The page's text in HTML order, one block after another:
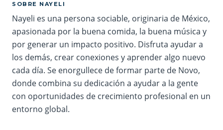
SOBRE NAYELI
Nayeli es una persona sociable, originaria de México,
apasionada por la buena comida, la buena música y
por generar un impacto positivo. Disfruta ayudar a
los demás, crear conexiones y aprender algo nuevo
cada día. Se enorgullece de formar parte de Novo,
donde combina su dedicación a ayudar a la gente
con oportunidades de crecimiento profesional en un
entorno global.